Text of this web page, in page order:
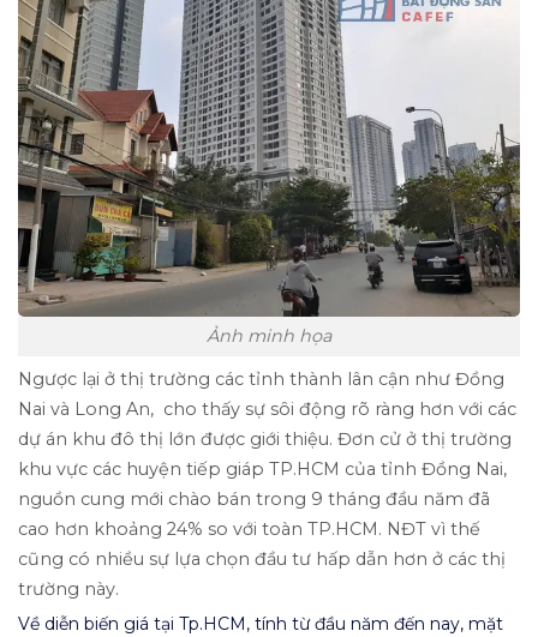
Ảnh minh họa
Ngược lại ở thị trường các tỉnh thành lân cận như Đồng
Nai và Long An, cho thấy sự sôi động rõ ràng hơn với các
dự án khu đô thị lớn được giới thiệu. Đơn cử ở thị trường
khu vực các huyện tiếp giáp TP.HCM của tỉnh Đồng Nai,
nguồn cung mới chào bán trong 9 tháng đầu năm đã
cao hơn khoảng 24% so với toàn TP.HCM. NĐT vì thế
cũng có nhiều sự lựa chọn đầu tư hấp dẫn hơn ở các thị
trường này.
Về diễn biến giá tại Tp.HCM, tính từ đầu năm đến nay, mặt